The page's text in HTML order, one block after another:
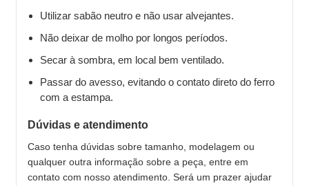
Utilizar sabão neutro e não usar alvejantes.
Não deixar de molho por longos períodos.
Secar à sombra, em local bem ventilado.
Passar do avesso, evitando o contato direto do ferro
com a estampa.
Dúvidas e atendimento
Caso tenha dúvidas sobre tamanho, modelagem ou
qualquer outra informação sobre a peça, entre em
contato com nosso atendimento. Será um prazer ajudar